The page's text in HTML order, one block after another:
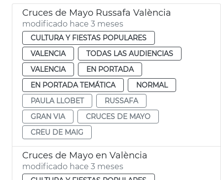
Cruces de Mayo Russafa València
modificado hace 3 meses
CULTURA Y FIESTAS POPULARES
VALENCIA
TODAS LAS AUDIENCIAS
VALENCIA
EN PORTADA
EN PORTADA TEMÁTICA
NORMAL
PAULA LLOBET
RUSSAFA
GRAN VIA
CRUCES DE MAYO
CREU DE MAIG
Cruces de Mayo en València
modificado hace 3 meses